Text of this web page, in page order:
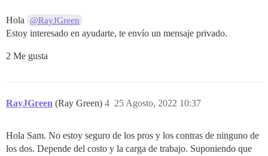
Hola @RayJGreen
Estoy interesado en ayudarte, te envío un mensaje privado.
2 Me gusta
RayJGreen (Ray Green) 25 Agosto, 2022 10:37
4
Hola Sam. No estoy seguro de los pros y los contras de ninguno de
los dos. Depende del costo y la carga de trabajo. Suponiendo que